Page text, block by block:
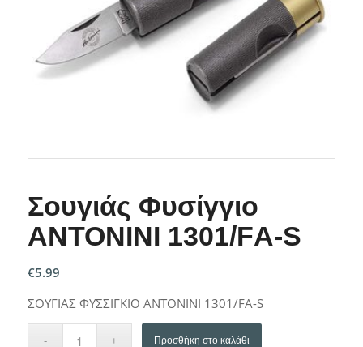
Σουγιάς Φυσίγγιο
ANTONINI 1301/FΑ-S
€5.99
ΣΟΥΓΙΑΣ ΦΥΣΣΙΓΚΙΟ ANTONINI 1301/FΑ-S
Προσθήκη στο καλάθι